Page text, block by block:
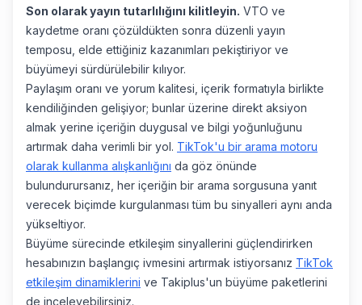
Son olarak yayın tutarlılığını kilitleyin. VTO ve
kaydetme oranı çözüldükten sonra düzenli yayın
temposu, elde ettiğiniz kazanımları pekiştiriyor ve
büyümeyi sürdürülebilir kılıyor.
Paylaşım oranı ve yorum kalitesi, içerik formatıyla birlikte
kendiliğinden gelişiyor; bunlar üzerine direkt aksiyon
almak yerine içeriğin duygusal ve bilgi yoğunluğunu
artırmak daha verimli bir yol. TikTok'u bir arama motoru
olarak kullanma alışkanlığını da göz önünde
bulundurursanız, her içeriğin bir arama sorgusuna yanıt
verecek biçimde kurgulanması tüm bu sinyalleri aynı anda
yükseltiyor.
Büyüme sürecinde etkileşim sinyallerini güçlendirirken
hesabınızın başlangıç ivmesini artırmak istiyorsanız TikTok
etkileşim dinamiklerini ve Takiplus'un büyüme paketlerini
de inceleyebilirsiniz.